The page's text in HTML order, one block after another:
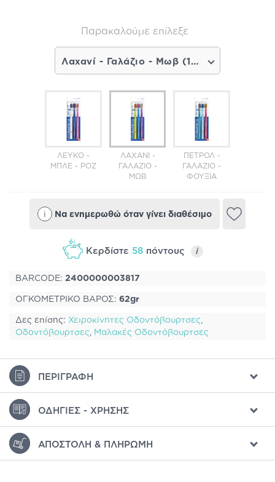
Παρακαλούμε επίλεξε
Λαχανί - Γαλάζιο - Μωβ (11,51€) - Σύντομα διαθέσιμο
ΛΕΥΚΌ -
ΜΠΛΕ - ΡΟΖ
ΛΑΧΑΝΊ -
ΓΑΛΆΖΙΟ -
ΜΩΒ
ΠΕΤΡΌΛ -
ΓΑΛΆΖΙΟ -
ΦΟΎΞΙΑ
i Να ενημερωθώ όταν γίνει διαθέσιμο
Κερδίστε 58 πόντους i
BARCODE: 2400000003817
ΟΓΚΟΜΕΤΡΙΚΟ ΒΑΡΟΣ: 62gr
Δες επίσης: Χειροκίνητες Οδοντόβουρτσες
Οδοντόβουρτσες
Μαλακές Οδοντόβουρτσες
ΠΕΡΙΓΡΑΦΉ
ΟΔΗΓΊΕΣ - ΧΡΉΣΗΣ
ΑΠΟΣΤΟΛΉ & ΠΛΗΡΩΜΉ